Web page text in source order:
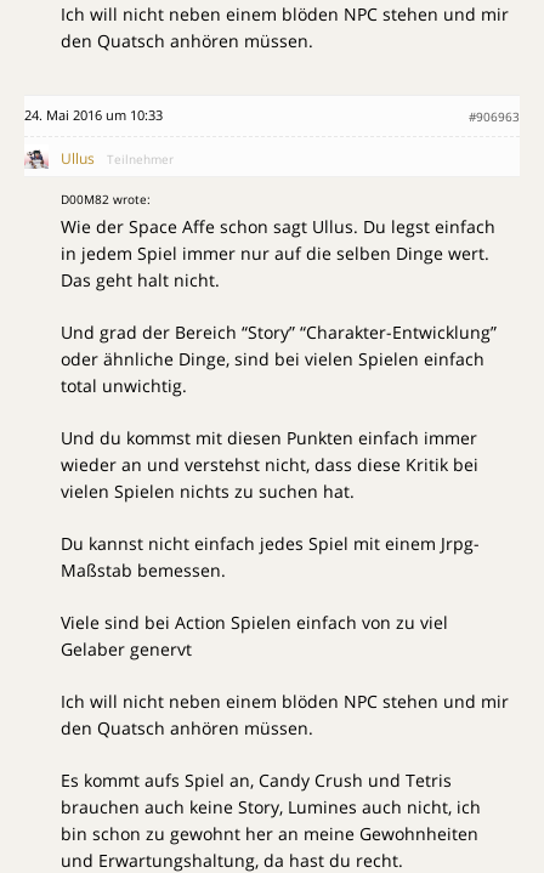
Ich will nicht neben einem blöden NPC stehen und mir
den Quatsch anhören müssen.
24. Mai 2016 um 10:33 #906963
Ullus Teilnehmer
D00M82 wrote:
Wie der Space Affe schon sagt Ullus. Du legst einfach
in jedem Spiel immer nur auf die selben Dinge wert.
Das geht halt nicht.
Und grad der Bereich “Story” “Charakter-Entwicklung”
oder ähnliche Dinge, sind bei vielen Spielen einfach
total unwichtig.
Und du kommst mit diesen Punkten einfach immer
wieder an und verstehst nicht, dass diese Kritik bei
vielen Spielen nichts zu suchen hat.
Du kannst nicht einfach jedes Spiel mit einem Jrpg-
Maßstab bemessen.
Viele sind bei Action Spielen einfach von zu viel
Gelaber genervt
Ich will nicht neben einem blöden NPC stehen und mir
den Quatsch anhören müssen.
Es kommt aufs Spiel an, Candy Crush und Tetris
brauchen auch keine Story, Lumines auch nicht, ich
bin schon zu gewohnt her an meine Gewohnheiten
und Erwartungshaltung, da hast du recht.